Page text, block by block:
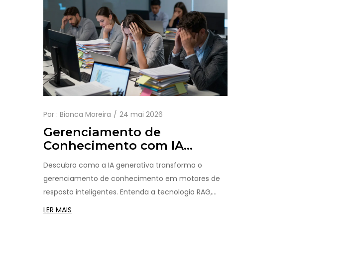
Por : Bianca Moreira 24 mai 2026
Gerenciamento de
Conhecimento com IA
Generativa: Motores de
Resposta para Documentos
Empresariais
Descubra como a IA generativa transforma o
gerenciamento de conhecimento em motores de
resposta inteligentes. Entenda a tecnologia RAG,
benefícios reais, desafios de implementação e
LER MAIS